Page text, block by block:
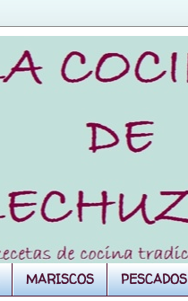
MARISCOS PESCADOS